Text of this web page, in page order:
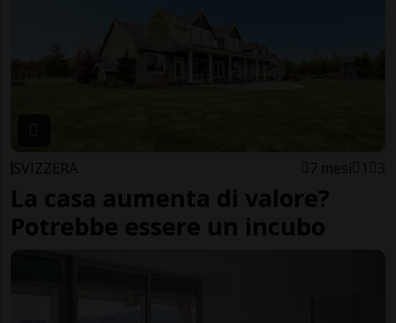
SVIZZERA 7 mesi 1 3
La casa aumenta di valore?
Potrebbe essere un incubo